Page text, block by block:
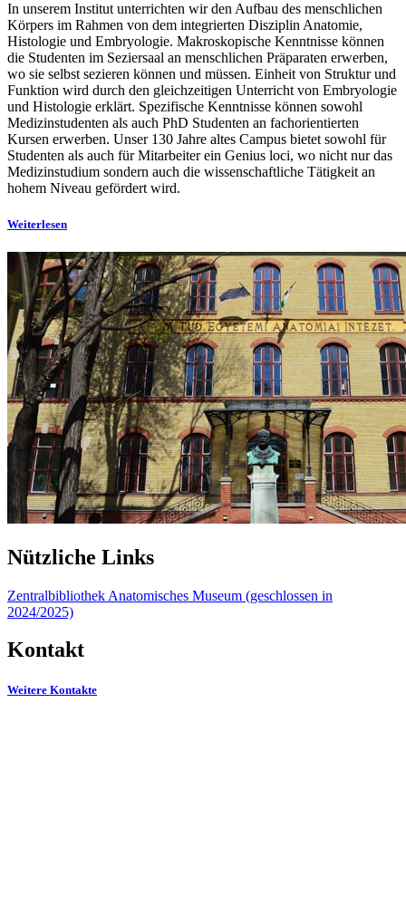
In unserem Institut unterrichten wir den Aufbau des menschlichen
Körpers im Rahmen von dem integrierten Disziplin Anatomie,
Histologie und Embryologie. Makroskopische Kenntnisse können
die Studenten im Seziersaal an menschlichen Präparaten erwerben,
wo sie selbst sezieren können und müssen. Einheit von Struktur und
Funktion wird durch den gleichzeitigen Unterricht von Embryologie
und Histologie erklärt. Spezifische Kenntnisse können sowohl
Medizinstudenten als auch PhD Studenten an fachorientierten
Kursen erwerben. Unser 130 Jahre altes Campus bietet sowohl für
Studenten als auch für Mitarbeiter ein Genius loci, wo nicht nur das
Medizinstudium sondern auch die wissenschaftliche Tätigkeit an
hohem Niveau gefördert wird.
Weiterlesen
Nützliche Links
Zentralbibliothek Anatomisches Museum (geschlossen in
2024/2025)
Kontakt
Weitere Kontakte